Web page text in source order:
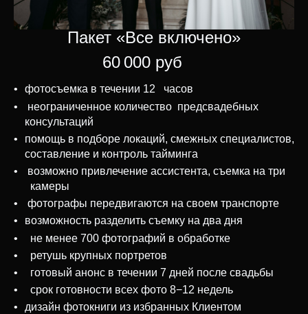
Пакет «Все включено»
60 000 руб
фотосъемка в течении 12 часов
неограниченное количество предсвадебных
консультаций
помощь в подборе локаций, смежных специалистов,
составление и контроль тайминга
возможно привлечение ассистента, съемка на три
камеры
фотографы передвигаются на своем транспорте
возможность разделить съемку на два дня
не менее 700 фотографий в обработке
ретушь крупных портретов
готовый анонс в течении 7 дней после свадьбы
срок готовности всех фото 8−12 недель
дизайн фотокниги из избранных Клиентом